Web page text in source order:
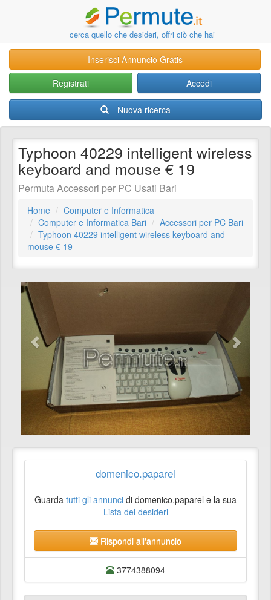
cerca quello che desideri, offri ciò che hai
Inserisci Annuncio Gratis
Registrati
Accedi
Nuova ricerca
Typhoon 40229 intelligent wireless
keyboard and mouse € 19
Permuta Accessori per PC Usati Bari
Home
Computer e Informatica
Computer e Informatica Bari
Accessori per PC Bari
Typhoon 40229 intelligent wireless keyboard and
mouse € 19
domenico.paparel
Guarda tutti gli annunci di domenico.paparel e la sua
Lista dei desideri
Rispondi all'annuncio
3774388094